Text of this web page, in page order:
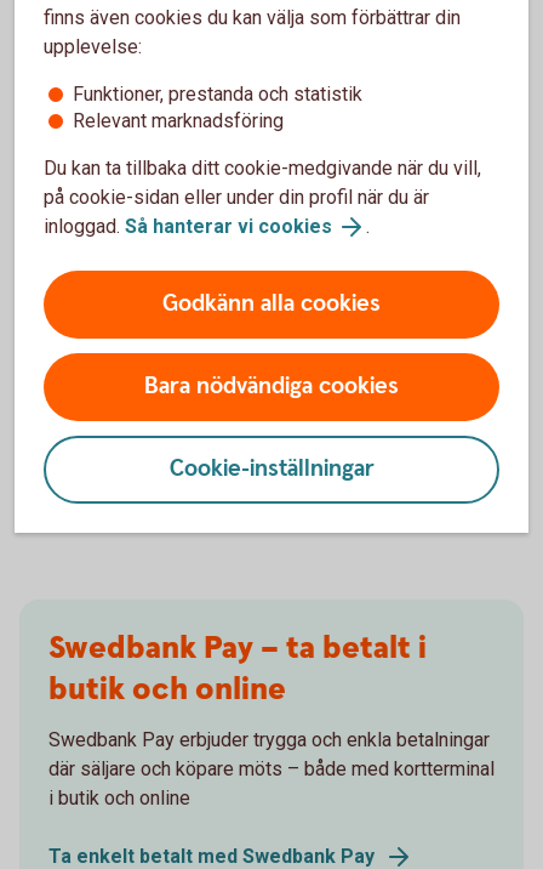
Välj en lösning som passar din
verksamhet
Det finns många olika sätt att ta betalt i ett företag, och den
bästa lösningen beror på hur din verksamhet ser ut. Ofta
använder företag flera olika betalsätt parallellt.
När du ser över dina betallösningar kan det vara bra att
fundera på:
hur dina kunder helst vill betala
hur snabbt du behöver få in pengarna
hur betalningarna ska följas upp i bokföringen
hur lösningen påverkar företagets kassaflöde
Med rätt betallösning blir det enklare att ta betalt, hålla
ordning på betalningarna och få en bättre överblick över
Swedbank Pay – ta betalt i
butik och online
Swedbank Pay erbjuder trygga och enkla betalningar
där säljare och köpare möts – både med kortterminal
i butik och online
Ta enkelt betalt med Swedbank Pay
finns även cookies du kan välja som förbättrar din
upplevelse:
Funktioner, prestanda och statistik
Relevant marknadsföring
Du kan ta tillbaka ditt cookie-medgivande när du vill,
på cookie-sidan eller under din profil när du är
inloggad. Så hanterar vi cookies .
Godkänn alla cookies
Bara nödvändiga cookies
Cookie-inställningar